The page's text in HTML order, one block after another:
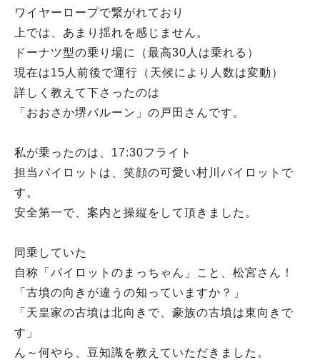
ワイヤーロープで繋がれており
上では、あまり揺れを感じません。
ドーナツ型の乗り場に（最高30人は乗れる）
現在は15人前後で運行（天候により人数は変動）
詳しく教えて下さったのは
「おおさか堺バルーン」の戸田さんです。
私が乗ったのは、17:30フライト
担当パイロットは、笑顔の可愛い村川パイロットで
す。
安全第一で、案内と操縦をして頂きました。
同乗していた
自称「パイロットのまっちゃん」こと、松宮さん！
「古墳の向きが違うの知っていますか？」
「天皇家の古墳は北向きで、豪族の古墳は東向きで
す」
ん～何やら、豆知識を教えていただきました。